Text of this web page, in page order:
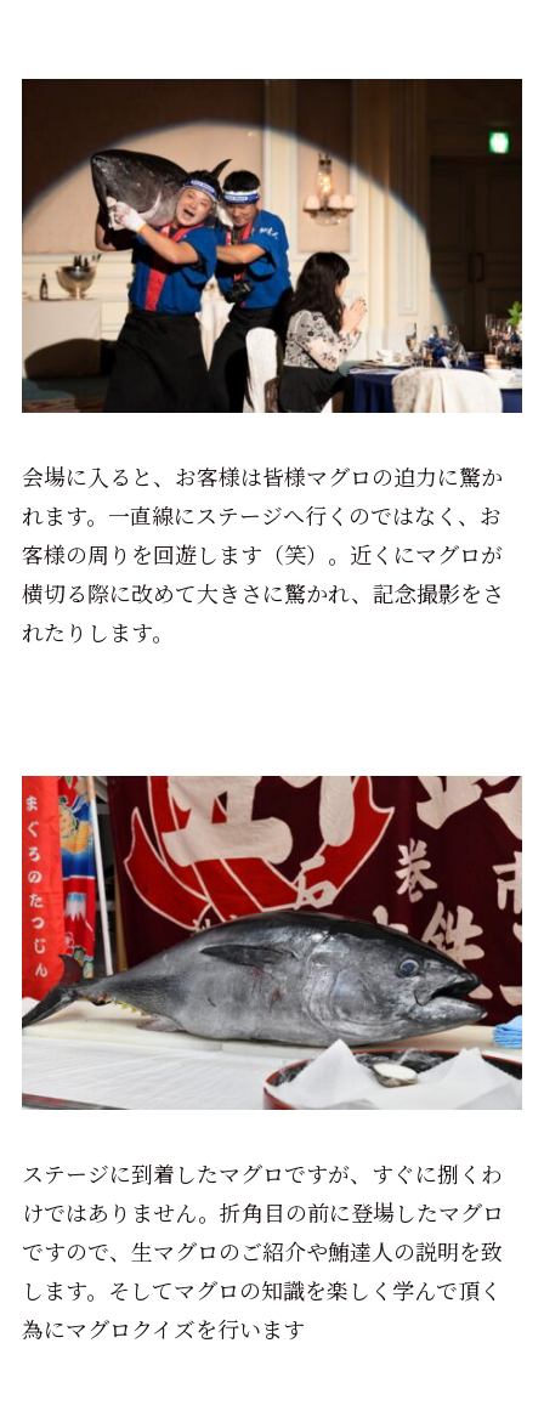
会場に入ると、お客様は皆様マグロの迫力に驚か
れます。一直線にステージへ行くのではなく、お
客様の周りを回遊します（笑）。近くにマグロが
横切る際に改めて大きさに驚かれ、記念撮影をさ
れたりします。
ステージに到着したマグロですが、すぐに捌くわ
けではありません。折角目の前に登場したマグロ
ですので、生マグロのご紹介や鮪達人の説明を致
します。そしてマグロの知識を楽しく学んで頂く
為にマグロクイズを行います